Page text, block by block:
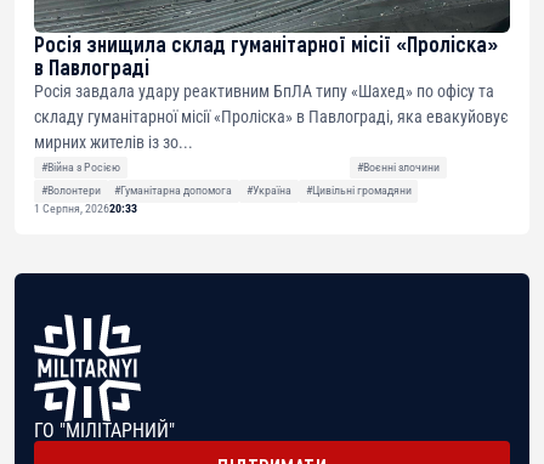
Росія знищила склад гуманітарної місії «Проліска»
в Павлограді
Росія завдала удару реактивним БпЛА типу «Шахед» по офісу та
складу гуманітарної місії «Проліска» в Павлограді, яка евакуйовує
мирних жителів із зо...
#Війна з Росією
#Воєнні злочини
#Волонтери
#Гуманітарна допомога #Україна
#Цивільні громадяни
1 Серпня, 202620:33
ГО "МІЛІТАРНИЙ"